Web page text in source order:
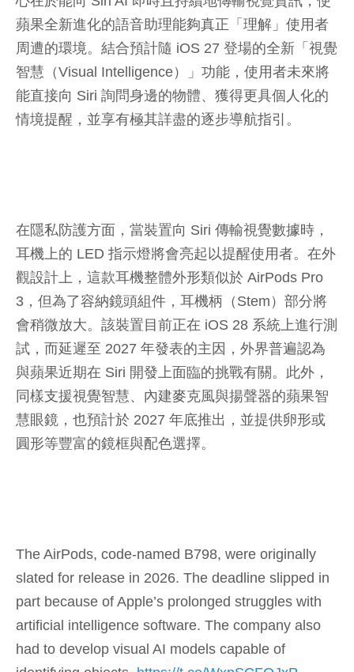
蘋果全新進化的語音助理能夠真正「理解」使用者
周遭的環境。結合預計隨 iOS 27 登場的全新「視覺
智慧（Visual Intelligence）」功能，使用者未來將
能直接向 Siri 詢問身邊的物體、獲得更具個人化的
情境提醒，並享有極其詳盡的逐步導航指引。
在隱私防護方面，當裝置向 Siri 傳輸視覺數據時，
耳機上的 LED 指示燈將會亮起以提醒使用者。在外
觀設計上，這款耳機整體外形類似於 AirPods Pro
3，但為了容納鏡頭組件，耳機柄（Stem）部分將
會稍微放大。該裝置目前正在 iOS 28 系統上進行測
試，而延遲至 2027 年發表的主因，外界普遍認為
與蘋果近期在 Siri 開發上面臨的挑戰有關。此外，
同樣支援視覺智慧、內建麥克風與揚聲器的蘋果智
慧眼鏡，也預計於 2027 年底推出，並提供卵形或
圓形等豐富的鏡框與配色選擇。
The AirPods, code-named B798, were originally
slated for release in 2026. The deadline slipped in
part because of Apple’s prolonged struggles with
artificial intelligence software. The company also
had to develop visual AI models capable of